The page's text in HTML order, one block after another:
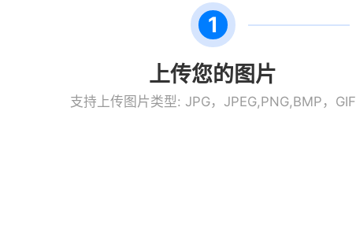
1
上传您的图片
支持上传图片类型: JPG，JPEG,PNG,BMP，GIF